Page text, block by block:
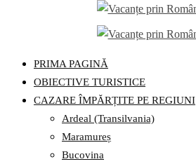
PRIMA PAGINĂ
OBIECTIVE TURISTICE
CAZARE ÎMPĂRȚITE PE REGIUNI
Ardeal (Transilvania)
Maramureș
Bucovina